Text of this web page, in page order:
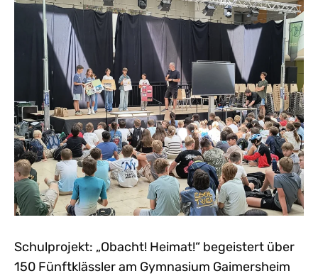
Schulprojekt: „Obacht! Heimat!“ begeistert über
150 Fünftklässler am Gymnasium Gaimersheim